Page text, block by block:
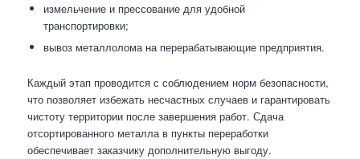
измельчение и прессование для удобной
транспортировки;
вывоз металлолома на перерабатывающие предприятия.
Каждый этап проводится с соблюдением норм безопасности,
что позволяет избежать несчастных случаев и гарантировать
чистоту территории после завершения работ. Сдача
отсортированного металла в пункты переработки
обеспечивает заказчику дополнительную выгоду.